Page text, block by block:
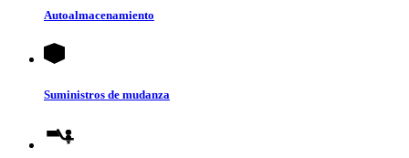
Autoalmacenamiento
Suministros de mudanza